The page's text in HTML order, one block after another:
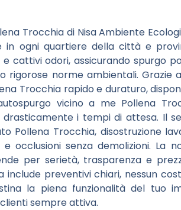
Trocchia di Nisa Ambiente
ogni quartiere della città e
cattivi odori, assicurando spurgo
rigorose norme ambientali.
Trocchia rapido e duraturo,
vicino a me Pollena
drasticamente i tempi di attesa. Il
Trocchia, disostruzione
occlusioni senza demolizioni. La
per serietà, trasparenza e
include preventivi chiari, nessun
la piena funzionalità del tuo
sempre attiva.